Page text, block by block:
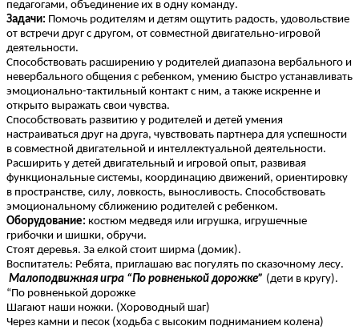
педагогами, объединение их в одну команду.
Задачи: Помочь родителям и детям ощутить радость, удовольствие
от встречи друг с другом, от совместной двигательно-игровой
деятельности.
Способствовать расширению у родителей диапазона вербального и
невербального общения с ребенком, умению быстро устанавливать
эмоционально-тактильный контакт с ним, а также искренне и
открыто выражать свои чувства.
Способствовать развитию у родителей и детей умения
настраиваться друг на друга, чувствовать партнера для успешности
в совместной двигательной и интеллектуальной деятельности.
Расширить у детей двигательный и игровой опыт, развивая
функциональные системы, координацию движений, ориентировку
в пространстве, силу, ловкость, выносливость. Способствовать
эмоциональному сближению родителей с ребенком.
Оборудование: костюм медведя или игрушка, игрушечные
грибочки и шишки, обручи.
Стоят деревья. За елкой стоит ширма (домик).
Воспитатель: Ребята, приглашаю вас погулять по сказочному лесу.
Малоподвижная игра “По ровненькой дорожке” (дети в кругу).
“По ровненькой дорожке
Шагают наши ножки. (Хороводный шаг)
Через камни и песок (ходьба с высоким подниманием колена)